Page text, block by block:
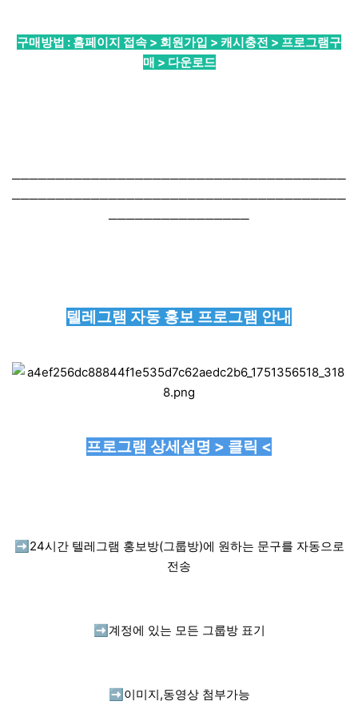
구매방법 : 홈페이지 접속 > 회원가입 > 캐시충전 > 프로그램구
매 > 다운로드
──────────────────────────────────────
──────────────────────────────────────
────────────────
텔레그램 자동 홍보 프로그램 안내
프로그램 상세설명 > 클릭 <
➡️ 24시간 텔레그램 홍보방(그룹방)에 원하는 문구를 자동으로
전송
➡️ 계정에 있는 모든 그룹방 표기
➡️ 이미지,동영상 첨부가능